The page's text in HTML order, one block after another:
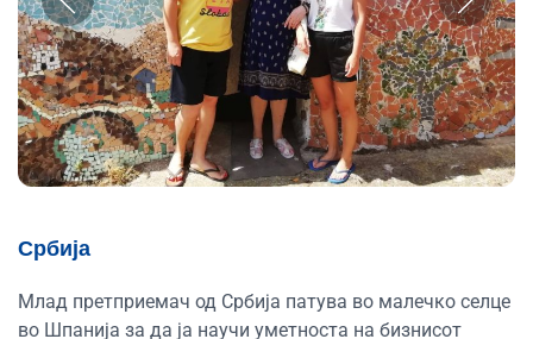
Србија
Млад претприемач од Србија патува во малечко селце
во Шпанија за да ја научи уметноста на бизнисот